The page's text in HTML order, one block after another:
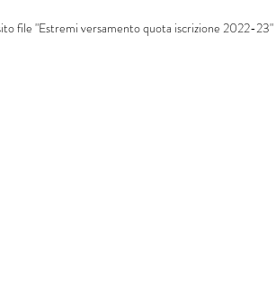
file "Estremi versamento quota iscrizione 2022-23"